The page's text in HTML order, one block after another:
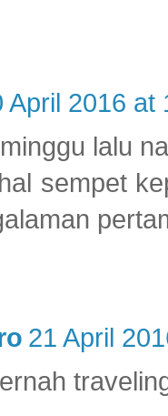
April 2016 at
lalu
sempet
21 April